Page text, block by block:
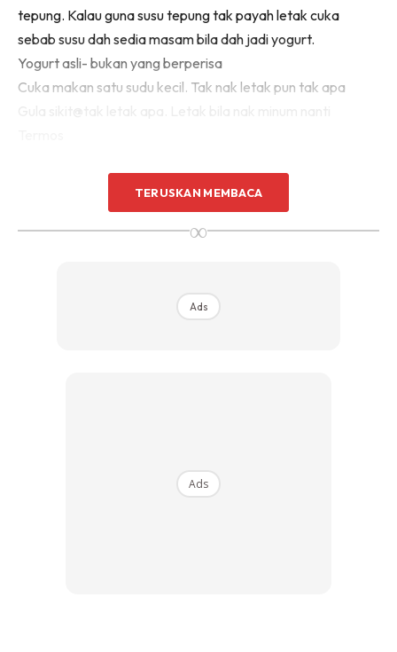
tepung. Kalau guna susu tepung tak payah letak cuka
sebab susu dah sedia masam bila dah jadi yogurt.
Yogurt asli- bukan yang berperisa
Cuka makan satu sudu kecil. Tak nak letak pun tak apa
Panaskan susu sehingga berbuih kecil. Bukan mendiidh
TERUSKAN MEMBACA
∞
Ads
Ads